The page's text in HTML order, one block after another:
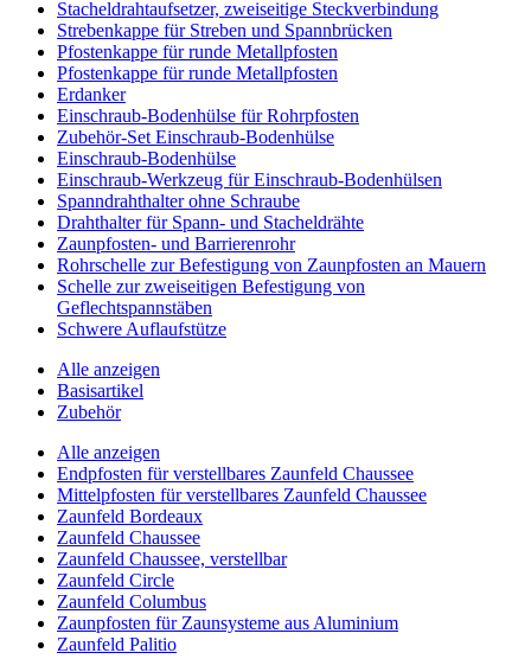
Stacheldrahtaufsetzer, zweiseitige Steckverbindung
Strebenkappe für Streben und Spannbrücken
Pfostenkappe für runde Metallpfosten
Pfostenkappe für runde Metallpfosten
Erdanker
Einschraub-Bodenhülse für Rohrpfosten
Zubehör-Set Einschraub-Bodenhülse
Einschraub-Bodenhülse
Einschraub-Werkzeug für Einschraub-Bodenhülsen
Spanndrahthalter ohne Schraube
Drahthalter für Spann- und Stacheldrähte
Zaunpfosten- und Barrierenrohr
Rohrschelle zur Befestigung von Zaunpfosten an Mauern
Schelle zur zweiseitigen Befestigung von
Geflechtspannstäben
Schwere Auflaufstütze
Alle anzeigen
Basisartikel
Zubehör
Alle anzeigen
Endpfosten für verstellbares Zaunfeld Chaussee
Mittelpfosten für verstellbares Zaunfeld Chaussee
Zaunfeld Bordeaux
Zaunfeld Chaussee
Zaunfeld Chaussee, verstellbar
Zaunfeld Circle
Zaunfeld Columbus
Zaunpfosten für Zaunsysteme aus Aluminium
Zaunfeld Palitio